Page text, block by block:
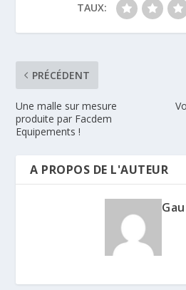
TAUX:
PRÉCÉDENT
Une malle sur mesure
produite par Facdem
Equipements !
A PROPOS DE L'AUTEUR